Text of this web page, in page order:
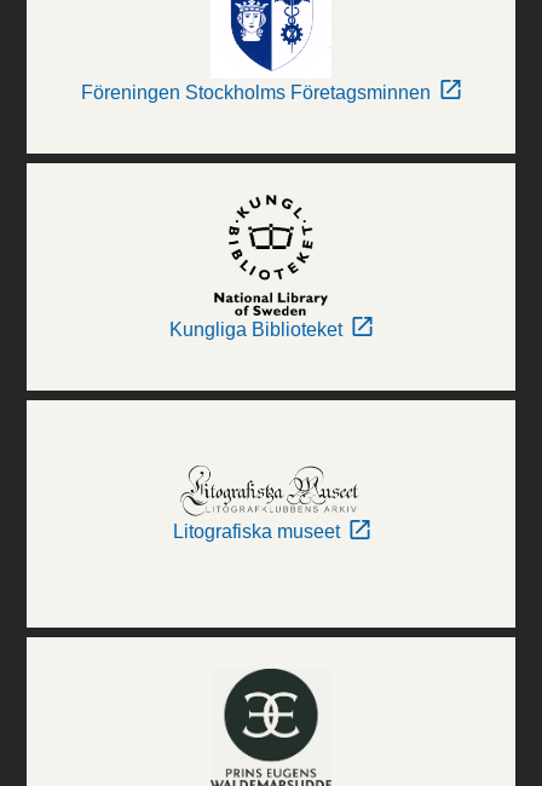
Föreningen Stockholms Företagsminnen
Kungliga Biblioteket
Litografiska museet